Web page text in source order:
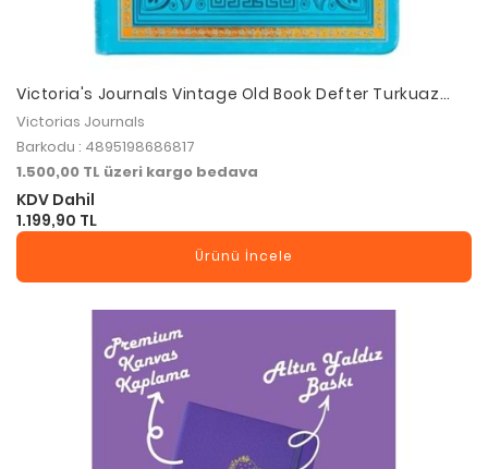
Victoria's Journals Vintage Old Book Defter Turkuaz
14x20 cm 80 gr 160 yp Çizgili
Victorias Journals
Barkodu : 4895198686817
1.500,00 TL üzeri kargo bedava
KDV Dahil
1.199,90 TL
Ürünü İncele